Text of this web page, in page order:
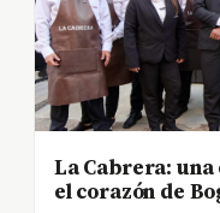
La Cabrera:
el corazón de